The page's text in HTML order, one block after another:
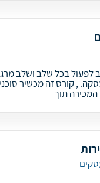
לפעול בכל שלב ושלב
, קורס זה מכשיר
תוך